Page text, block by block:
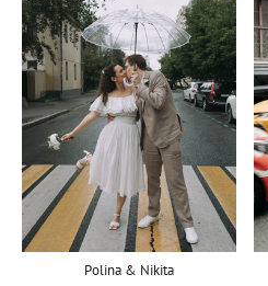
Polina & Nikita